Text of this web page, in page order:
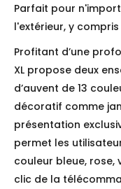
Parfait pour
l'extérieur, y
Profitant d’une
XL propose deux
d’auvent de 13
décoratif comme
présentation
permet les
couleur bleue, rose,
clic de la